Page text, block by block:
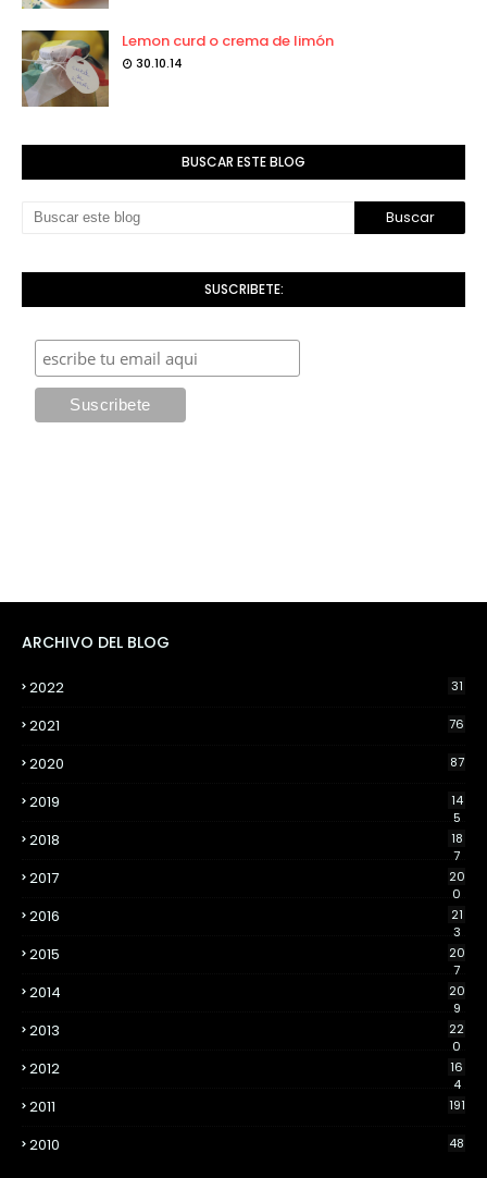
Lemon curd o crema de limón
30.10.14
BUSCAR ESTE BLOG
SUSCRIBETE:
ARCHIVO DEL BLOG
2022 31
2021 76
2020 87
2019
14
5
2018
18
7
2017
20
0
2016
21
3
2015
20
7
2014
20
9
2013
22
0
2012
16
4
2011 191
2010 48